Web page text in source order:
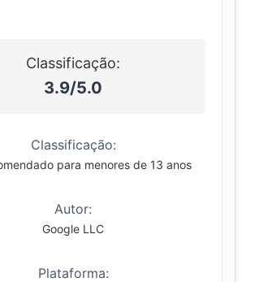
Classificação:
3.9/5.0
Classificação:
para menores de 13 anos
Autor:
Google LLC
Plataforma: